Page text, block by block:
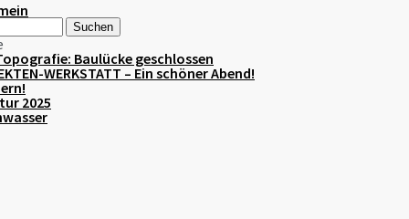
Baulücke geschlossen
WERKSTATT – Ein schöner Abend!
2025